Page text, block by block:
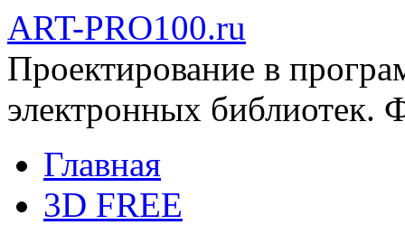
ART-PRO100.ru
Проектирование в
электронных библиотек.
Главная
3D FREE